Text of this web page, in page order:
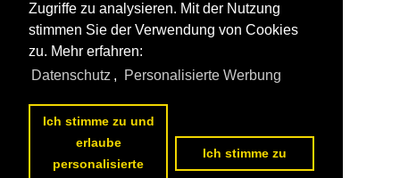
Zugriffe zu analysieren. Mit der Nutzung
stimmen Sie der Verwendung von Cookies
zu. Mehr erfahren:
Datenschutz , Personalisierte Werbung
Ich stimme zu und
erlaube
personalisierte
Ich stimme zu